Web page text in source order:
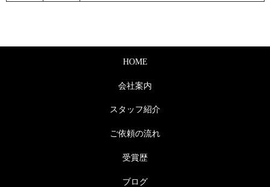
HOME
会社案内
スタッフ紹介
ご依頼の流れ
受賞歴
ブログ